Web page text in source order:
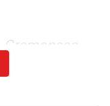
verranno